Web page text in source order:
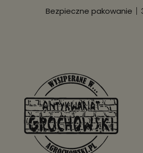
Bezpieczne pakowanie